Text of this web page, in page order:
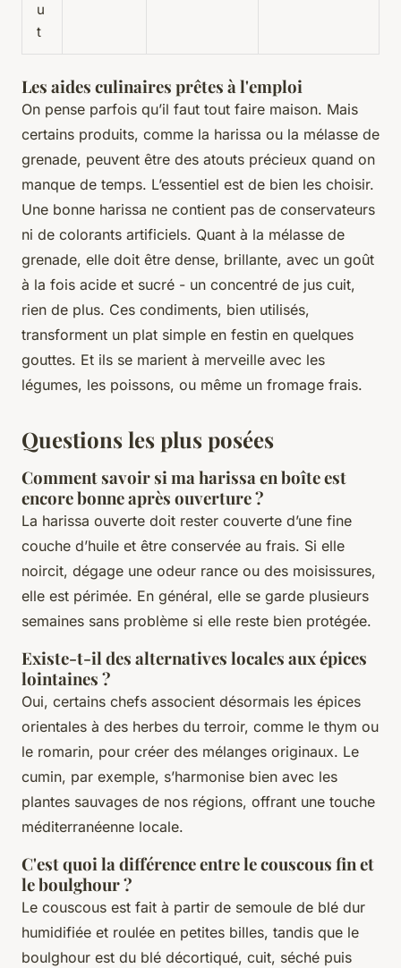
u
t
Les aides culinaires prêtes à l'emploi
On pense parfois qu’il faut tout faire maison. Mais
certains produits, comme la harissa ou la mélasse de
grenade, peuvent être des atouts précieux quand on
manque de temps. L’essentiel est de bien les choisir.
Une bonne harissa ne contient pas de conservateurs
ni de colorants artificiels. Quant à la mélasse de
grenade, elle doit être dense, brillante, avec un goût
à la fois acide et sucré - un concentré de jus cuit,
rien de plus. Ces condiments, bien utilisés,
transforment un plat simple en festin en quelques
gouttes. Et ils se marient à merveille avec les
légumes, les poissons, ou même un fromage frais.
Questions les plus posées
Comment savoir si ma harissa en boîte est
encore bonne après ouverture ?
La harissa ouverte doit rester couverte d’une fine
couche d’huile et être conservée au frais. Si elle
noircit, dégage une odeur rance ou des moisissures,
elle est périmée. En général, elle se garde plusieurs
semaines sans problème si elle reste bien protégée.
Existe-t-il des alternatives locales aux épices
lointaines ?
Oui, certains chefs associent désormais les épices
orientales à des herbes du terroir, comme le thym ou
le romarin, pour créer des mélanges originaux. Le
cumin, par exemple, s’harmonise bien avec les
plantes sauvages de nos régions, offrant une touche
méditerranéenne locale.
C'est quoi la différence entre le couscous fin et
le boulghour ?
Le couscous est fait à partir de semoule de blé dur
humidifiée et roulée en petites billes, tandis que le
boulghour est du blé décortiqué, cuit, séché puis